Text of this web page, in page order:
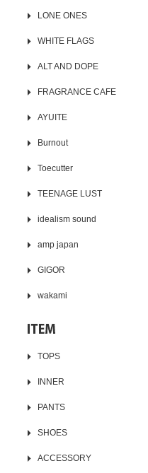
LONE ONES
WHITE FLAGS
ALT AND DOPE
FRAGRANCE CAFE
AYUITE
Burnout
Toecutter
TEENAGE LUST
idealism sound
amp japan
GIGOR
wakami
TOPS
INNER
PANTS
SHOES
ACCESSORY